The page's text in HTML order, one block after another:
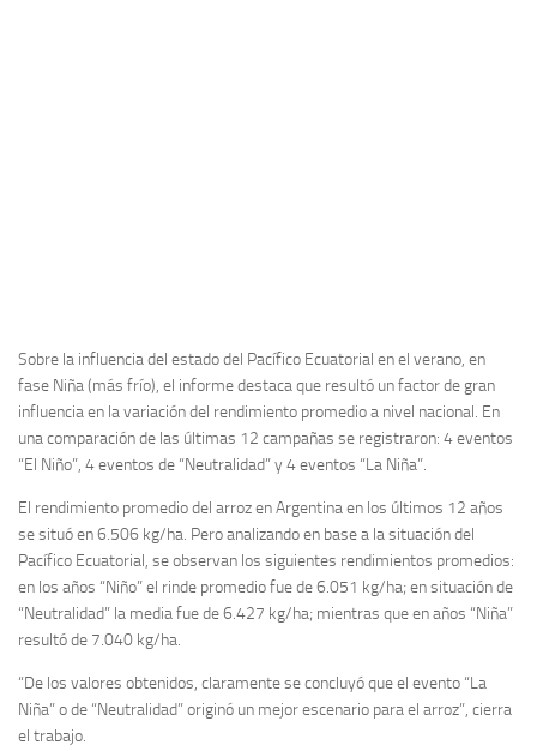
Sobre la influencia del estado del Pacífico Ecuatorial en el verano, en
fase Niña (más frío), el informe destaca que resultó un factor de gran
influencia en la variación del rendimiento promedio a nivel nacional. En
una comparación de las últimas 12 campañas se registraron: 4 eventos
“El Niño”, 4 eventos de “Neutralidad” y 4 eventos “La Niña”.
El rendimiento promedio del arroz en Argentina en los últimos 12 años
se situó en 6.506 kg/ha. Pero analizando en base a la situación del
Pacífico Ecuatorial, se observan los siguientes rendimientos promedios:
en los años “Niño” el rinde promedio fue de 6.051 kg/ha; en situación de
“Neutralidad” la media fue de 6.427 kg/ha; mientras que en años “Niña”
resultó de 7.040 kg/ha.
“De los valores obtenidos, claramente se concluyó que el evento “La
Niña” o de “Neutralidad” originó un mejor escenario para el arroz”, cierra
el trabajo.